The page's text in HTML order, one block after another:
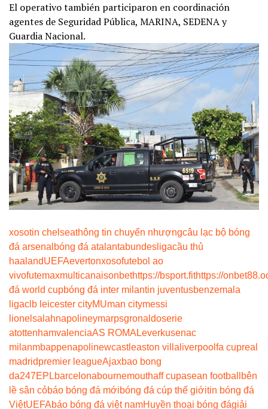
El operativo también participaron en coordinación
agentes de Seguridad Pública, MARINA, SEDENA y
Guardia Nacional.
xosotin chelseathông tin chuyển nhượngcâu lạc bộ bóng
đá arsenal bóng đá atalantabundesligacầu thủ
haalandUEFAevertonxosofutebol ao
vivofutemaxmulticanaisonbethttps://bsport.fithttps://
đá world cupbóng đá inter milantin juventusbenzema la
ligaclb leicester cityMUman citymessi
lionel salahnapolineymarpsgronaldoserie
atottenhamvalenciaAS ROMA Leverkusenac
milanmbappenapolinewcastleaston villa liverpool fa cupreal
madridpremier leagueAjaxbao bong
da247EPLbarcelonabournemouthaff cupasean football
bên
lề sân cỏbáo bóng đá mớibóng đá cúp thế giớitin bóng đá
ViệtUEFAbáo bóng đá việt namHuyền thoại bóng đágiải